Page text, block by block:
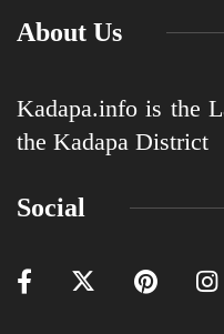
About Us
Kadapa.info is the
the Kadapa District
Social